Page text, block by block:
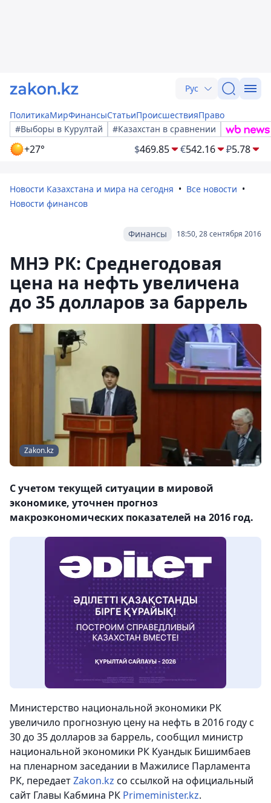
Рус
ПолитикаМирФинансыСтатьиПроисшествияПраво
#Выборы в Курултай
#Казахстан в сравнении
+27° $469.85 €542.16 ₽5.78
Новости Казахстана и мира на сегодня
Все новости
Новости финансов
18:50, 28 сентября 2016
Финансы
МНЭ РК: Среднегодовая
цена на нефть увеличена
до 35 долларов за баррель
Zakon.kz
С учетом текущей ситуации в мировой
экономике, уточнен прогноз
макроэкономических показателей на 2016 год.
Министерство национальной экономики РК
увеличило прогнозную цену на нефть в 2016 году с
30 до 35 долларов за баррель, сообщил министр
национальной экономики РК Куандык Бишимбаев
на пленарном заседании в Мажилисе Парламента
РК, передаетZakon.kz со ссылкой на официальный
сайт Главы Кабмина РК Primeminister.kz.